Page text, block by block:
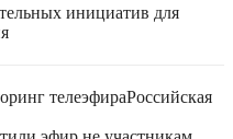
инициатив для
телеэфираРоссийская